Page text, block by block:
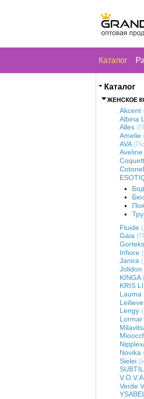
Каталог
Каталог
ЖЕНСКОЕ
Akcent
Albina L
Alles
Amelie
AVA
Aveline
Fluide
Gaia
Gorteks
Infiore
Janira
Jolidon
KINGA
KRIS
Lauma
Leilieve
Lengy
Lormar
Novika
Sielei
V.O.V.A.
Verde